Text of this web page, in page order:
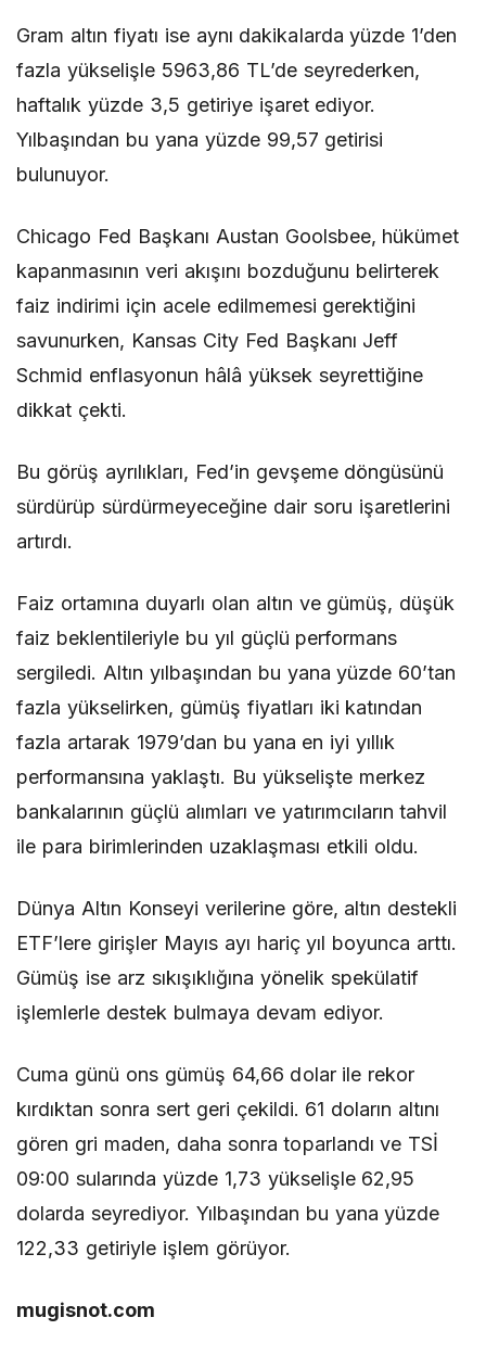
Gram altın fiyatı ise aynı dakikalarda yüzde 1’den
fazla yükselişle 5963,86 TL’de seyrederken,
haftalık yüzde 3,5 getiriye işaret ediyor.
Yılbaşından bu yana yüzde 99,57 getirisi
bulunuyor.
Chicago Fed Başkanı Austan Goolsbee, hükümet
kapanmasının veri akışını bozduğunu belirterek
faiz indirimi için acele edilmemesi gerektiğini
savunurken, Kansas City Fed Başkanı Jeff
Schmid enflasyonun hâlâ yüksek seyrettiğine
dikkat çekti.
Bu görüş ayrılıkları, Fed’in gevşeme döngüsünü
sürdürüp sürdürmeyeceğine dair soru işaretlerini
artırdı.
Faiz ortamına duyarlı olan altın ve gümüş, düşük
faiz beklentileriyle bu yıl güçlü performans
sergiledi. Altın yılbaşından bu yana yüzde 60’tan
fazla yükselirken, gümüş fiyatları iki katından
fazla artarak 1979’dan bu yana en iyi yıllık
performansına yaklaştı. Bu yükselişte merkez
bankalarının güçlü alımları ve yatırımcıların tahvil
ile para birimlerinden uzaklaşması etkili oldu.
Dünya Altın Konseyi verilerine göre, altın destekli
ETF’lere girişler Mayıs ayı hariç yıl boyunca arttı.
Gümüş ise arz sıkışıklığına yönelik spekülatif
işlemlerle destek bulmaya devam ediyor.
Cuma günü ons gümüş 64,66 dolar ile rekor
kırdıktan sonra sert geri çekildi. 61 doların altını
gören gri maden, daha sonra toparlandı ve TSİ
09:00 sularında yüzde 1,73 yükselişle 62,95
dolarda seyrediyor. Yılbaşından bu yana yüzde
122,33 getiriyle işlem görüyor.
mugisnot.com